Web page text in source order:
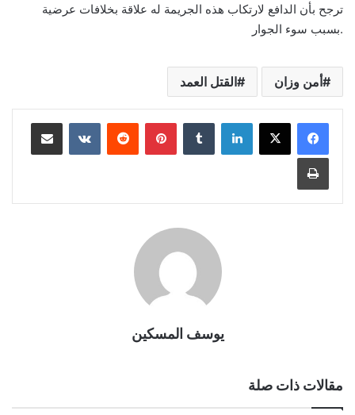
ترجح بأن الدافع لارتكاب هذه الجريمة له علاقة بخلافات عرضية
بسبب سوء الجوار.
أمن وزان القتل العمد
لينكدإن بينتيريست مشاركة عبر البريد
طباعة
يوسف المسكين
مقالات ذات صلة